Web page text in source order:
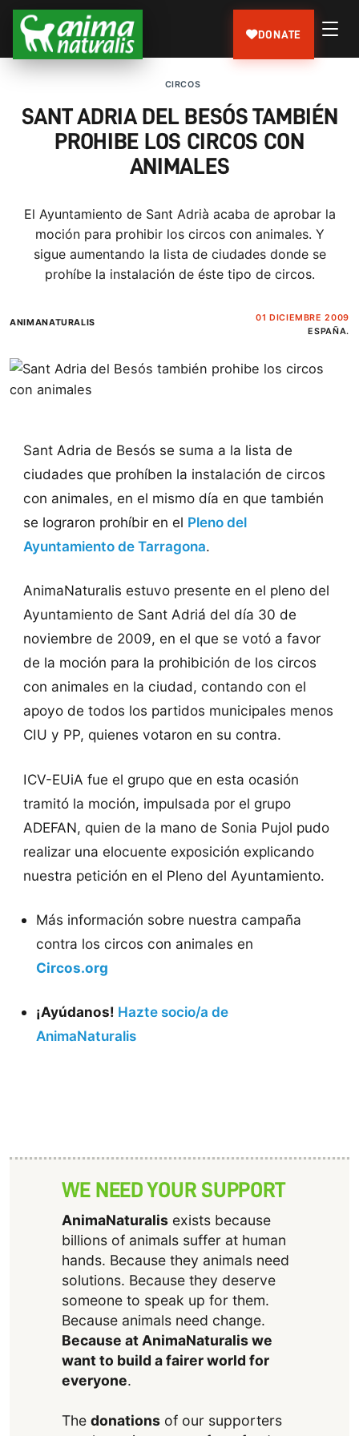
DONATE
CIRCOS
SANT ADRIA DEL BESÓS TAMBIÉN
PROHIBE LOS CIRCOS CON
ANIMALES
El Ayuntamiento de Sant Adrià acaba de aprobar la
moción para prohibir los circos con animales. Y
sigue aumentando la lista de ciudades donde se
prohíbe la instalación de éste tipo de circos.
ANIMANATURALIS
01 DICIEMBRE 2009
ESPAÑA.
Sant Adria de Besós se suma a la lista de
ciudades que prohíben la instalación de circos
con animales, en el mismo día en que también
se lograron prohíbir en el Pleno del
Ayuntamiento de Tarragona.
AnimaNaturalis estuvo presente en el pleno del
Ayuntamiento de Sant Adriá del día 30 de
noviembre de 2009, en el que se votó a favor
de la moción para la prohibición de los circos
con animales en la ciudad, contando con el
apoyo de todos los partidos municipales menos
CIU y PP, quienes votaron en su contra.
ICV-EUiA fue el grupo que en esta ocasión
tramitó la moción, impulsada por el grupo
ADEFAN, quien de la mano de Sonia Pujol pudo
realizar una elocuente exposición explicando
nuestra petición en el Pleno del Ayuntamiento.
Más información sobre nuestra campaña
contra los circos con animales en
Circos.org
¡Ayúdanos! Hazte socio/a de
AnimaNaturalis
WE NEED YOUR SUPPORT
AnimaNaturalisexists because
billions of animals suffer at human
hands. Because they animals need
solutions. Because they deserve
someone to speak up for them.
Because animals need change.
Because at AnimaNaturalis we
want to build a fairer world for
everyone.
The donationsof our supporters